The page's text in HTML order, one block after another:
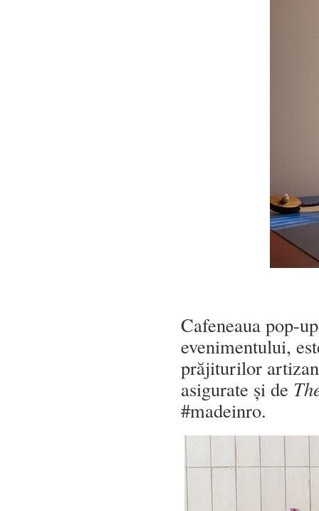
Cafeneaua pop-
evenimentului,
prăjiturilor
asigurate și de
#madeinro.